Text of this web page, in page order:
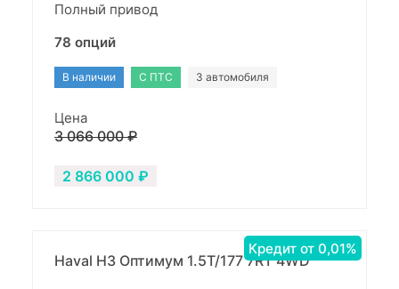
Полный привод
78 опций
В наличии С ПТС 3 автомобиля
Цена
3 066 000 ₽
2 866 000 ₽
Кредит от 0,01%
Haval H3 Оптимум 1.5T/177 7RT 4WD